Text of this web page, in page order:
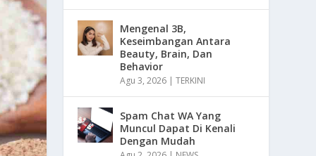
Mengenal 3B,
Keseimbangan Antara
Beauty, Brain, Dan
Behavior
Agu 3, 2026 |TERKINI
Spam Chat WA Yang
Muncul Dapat Di Kenali
Dengan Mudah